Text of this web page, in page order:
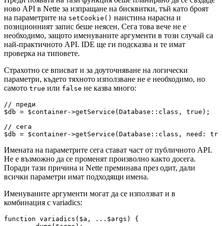
ново API в Nette за изпращане на бисквитки, тъй като броят
на параметрите на setCookie() наистина нарасна и
позиционният запис беше неясен. Сега това вече не е
необходимо, защото именуваните аргументи в този случай са
най-практичното API. IDE ще ги подсказва и те имат
проверка на типовете.
Страхотно се вписват и за доуточняване на логически
параметри, където тяхното използване не е необходимо, но
самото true или false не казва много:
// преди
$db = $container->getService(Database::class, true);
// сега
Имената на параметрите сега стават част от публичното API.
Не е възможно да се променят произволно както досега.
Поради тази причина и Nette преминава през одит, дали
всички параметри имат подходящи имена.
Именуваните аргументи могат да се използват и в
комбинация с variadics:
function variadics($a, ...$args) {